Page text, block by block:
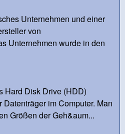
Unternehmen und einer
von
Unternehmen wurde in den
Hard Disk Drive (HDD)
im Computer. Man
Größen der Geh&aum...